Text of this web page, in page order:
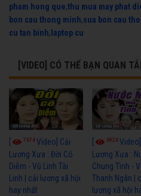
pham hong que,thu mua may phat
bon cau thong minh,sua bon cau
cu tan binh, laptop cu
[VIDEO] CÓ THỂ BẠN QUAN
7674Video] Cải
Lương Xưa : Đời Cô
Diễm - Vũ Linh Tài
Linh | cải lương xã hội
hay nhất
6926
Lương Xưa :
Chung Tình -
Thanh Ngân |
lương xã hội